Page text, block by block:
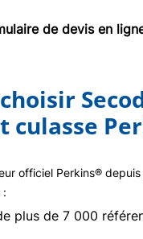
de devis en
culasse
officiel Perkins®
:
plus de 7 000